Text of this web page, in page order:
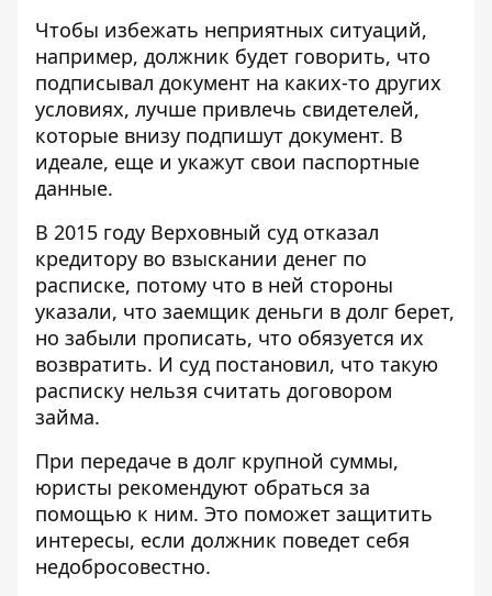
Чтобы избежать неприятных ситуаций,
например, должник будет говорить, что
подписывал документ на каких-то других
условиях, лучше привлечь свидетелей,
которые внизу подпишут документ. В
идеале, еще и укажут свои паспортные
данные.
В 2015 году Верховный суд отказал
кредитору во взыскании денег по
расписке, потому что в ней стороны
указали, что заемщик деньги в долг берет,
но забыли прописать, что обязуется их
возвратить. И суд постановил, что такую
расписку нельзя считать договором
займа.
При передаче в долг крупной суммы,
юристы рекомендуют обраться за
помощью к ним. Это поможет защитить
интересы, если должник поведет себя
недобросовестно.